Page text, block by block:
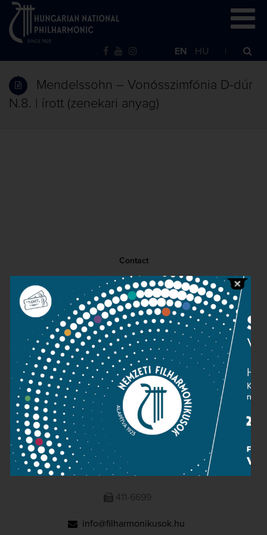
EN HU
Mendelssohn – Vonósszimfónia D-dúr
N.8. | írott (zenekari anyag)
Contact
Public information
Press room
Terms and privacy
Imprint
NATIONAL PHILHARMONIC
1095 Budapest, Komor Marcell u. 1. (Müpa)
411-6600
411-6699
info@filharmonikusok.hu